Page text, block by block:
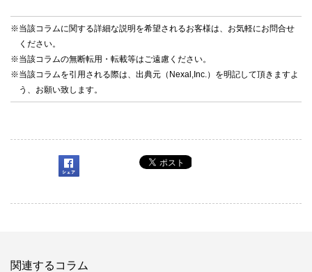
※当該コラムに関する詳細な説明を希望されるお客様は、お気軽にお問合せ
ください。
※当該コラムの無断転用・転載等はご遠慮ください。
※当該コラムを引用される際は、出典元（Nexal,Inc.）を明記して頂きますよ
う、お願い致します。
関連するコラム